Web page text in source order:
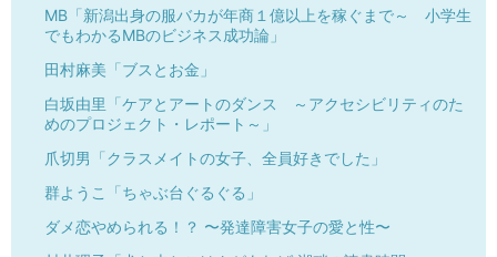
MB「新潟出身の服バカが年商１億以上を稼ぐまで～ 小学生
でもわかるMBのビジネス成功論」
田村麻美「ブスとお金」
白坂由里「ケアとアートのダンス ～アクセシビリティのた
めのプロジェクト・レポート～」
爪切男「クラスメイトの女子、全員好きでした」
群ようこ「ちゃぶ台ぐるぐる」
ダメ恋やめられる！？ 〜発達障害女子の愛と性〜